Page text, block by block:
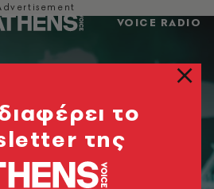
VOICE RADIO
το
της